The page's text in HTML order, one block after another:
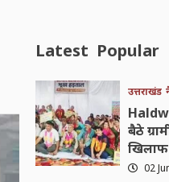
Latest Popular
उत्तराखंड
बैठे
02